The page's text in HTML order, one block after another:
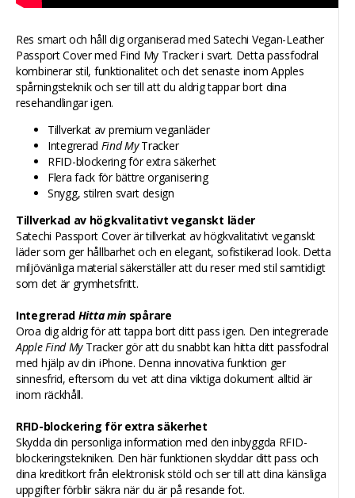
Res smart och håll dig organiserad med Satechi Vegan-Leather
Passport Cover med Find My Tracker i svart. Detta passfodral
kombinerar stil, funktionalitet och det senaste inom Apples
spårningsteknik och ser till att du aldrig tappar bort dina
resehandlingar igen.
Tillverkat av premium veganläder
Integrerad Find MyTracker
RFID-blockering för extra säkerhet
Flera fack för bättre organisering
Snygg, stilren svart design
Tillverkad av högkvalitativt veganskt läder
Satechi Passport Cover är tillverkat av högkvalitativt veganskt
läder som ger hållbarhet och en elegant, sofistikerad look. Detta
miljövänliga material säkerställer att du reser med stil samtidigt
som det är grymhetsfritt.
Integrerad Hitta min spårare
Oroa dig aldrig för att tappa bort ditt pass igen. Den integrerade
Apple Find MyTracker gör att du snabbt kan hitta ditt passfodral
med hjälp av din iPhone. Denna innovativa funktion ger
sinnesfrid, eftersom du vet att dina viktiga dokument alltid är
inom räckhåll.
RFID-blockering för extra säkerhet
Skydda din personliga information med den inbyggda RFID-
blockeringstekniken. Den här funktionen skyddar ditt pass och
dina kreditkort från elektronisk stöld och ser till att dina känsliga
uppgifter förblir säkra när du är på resande fot.